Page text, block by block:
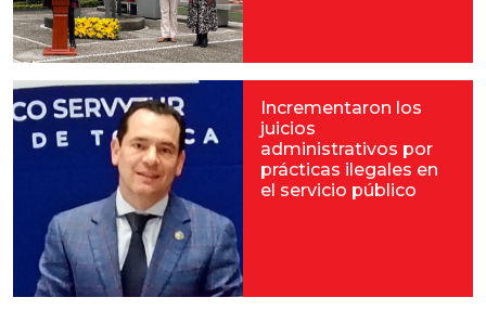
Incrementaron los
juicios
administrativos por
prácticas ilegales en
el servicio público